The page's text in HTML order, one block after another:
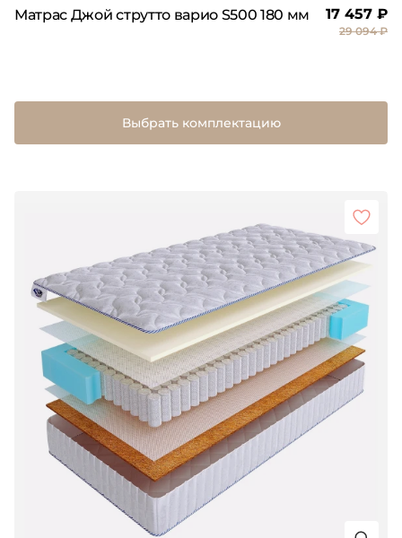
Матрас Джой струтто варио S500 180 мм 17 457 ₽
29 094 ₽
Выбрать комплектацию